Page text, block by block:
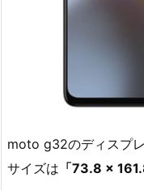
moto g32のディスプ
サイズは 「73.8 ×